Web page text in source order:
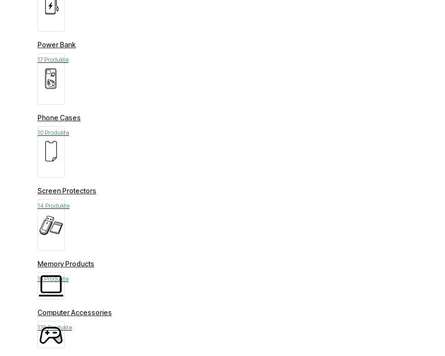
Power Bank
17 Produkte
Phone Cases
10 Produkte
Screen Protectors
14 Produkte
Memory Products
13 Produkte
Computer Accessories
170 Produkte